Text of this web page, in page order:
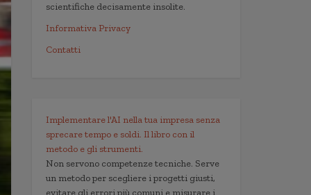
scientifiche decisamente insolite.
Informativa Privacy
Contatti
Implementare l'AI nella tua impresa senza
sprecare tempo e soldi. Il libro con il
metodo e gli strumenti.
Non servono competenze tecniche. Serve
un metodo per scegliere i progetti giusti,
evitare gli errori più comuni e misurare i